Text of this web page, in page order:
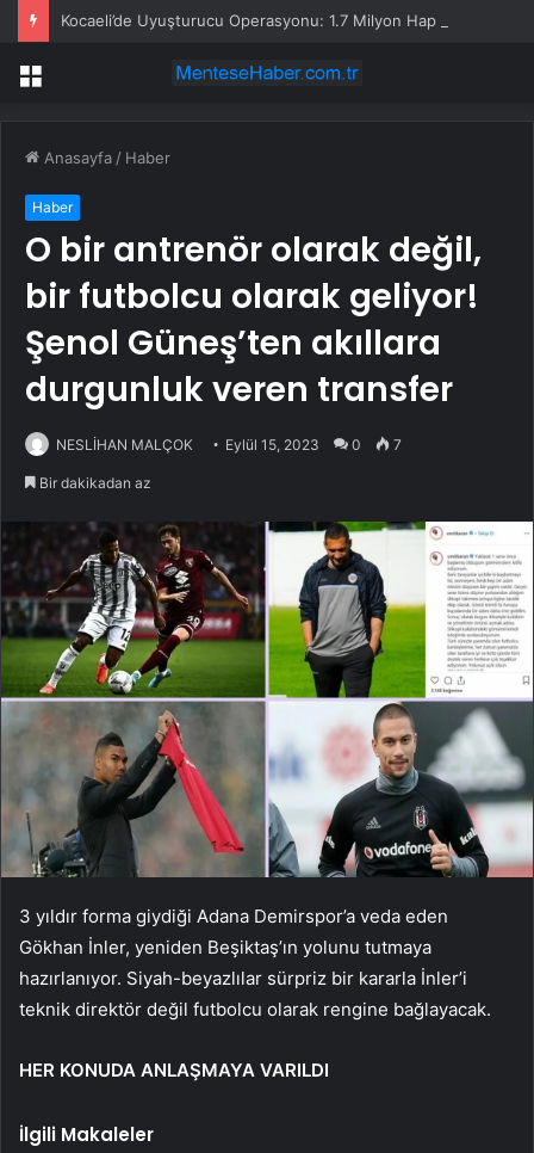
Menü
Anasayfa / Haber
Haber
O bir antrenör olarak değil,
bir futbolcu olarak geliyor!
Şenol Güneş’ten akıllara
durgunluk veren transfer
NESLİHAN MALÇOK Eylül 15, 2023 0 7
Bir dakikadan az
3 yıldır forma giydiği Adana Demirspor’a veda eden
Gökhan İnler, yeniden Beşiktaş’ın yolunu tutmaya
hazırlanıyor. Siyah-beyazlılar sürpriz bir kararla İnler’i
teknik direktör değil futbolcu olarak rengine bağlayacak.
HER KONUDA ANLAŞMAYA VARILDI
İlgili Makaleler